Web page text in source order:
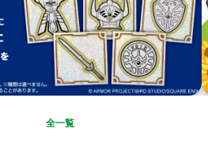
全一覧